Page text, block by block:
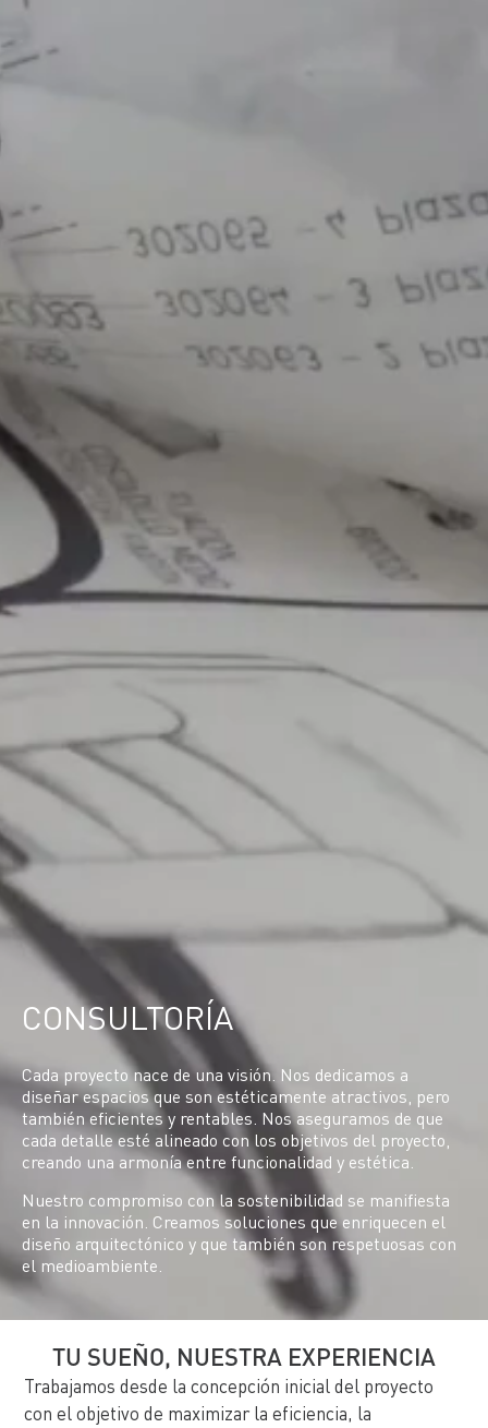
CONSULTORÍA
Cada proyecto nace de una visión. Nos dedicamos a
diseñar espacios que son estéticamente atractivos, pero
también eficientes y rentables. Nos aseguramos de que
cada detalle esté alineado con los objetivos del proyecto,
creando una armonía entre funcionalidad y estética.
Nuestro compromiso con la sostenibilidad se manifiesta
en la innovación. Creamos soluciones que enriquecen el
diseño arquitectónico y que también son respetuosas con
el medioambiente.
TU SUEÑO, NUESTRA EXPERIENCIA
Trabajamos desde la concepción inicial del proyecto
con el objetivo de maximizar la eficiencia, la